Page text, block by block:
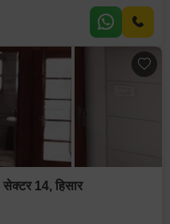
सेक्टर 14, हिसार